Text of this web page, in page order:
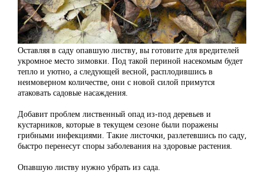
Оставляя в саду опавшую листву, вы готовите для вредителей
укромное место зимовки. Под такой периной насекомым будет
тепло и уютно, а следующей весной, расплодившись в
неимоверном количестве, они с новой силой примутся
атаковать садовые насаждения.
Добавит проблем лиственный опад из-под деревьев и
кустарников, которые в текущем сезоне были поражены
грибными инфекциями. Такие листочки, разлетевшись по саду,
быстро перенесут споры заболевания на здоровые растения.
Опавшую листву нужно убрать из сада.